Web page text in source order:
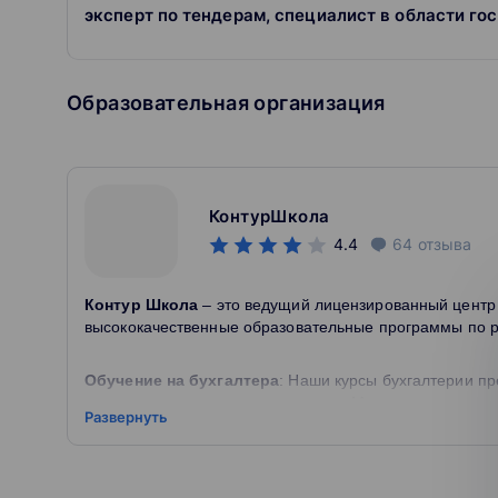
эксперт по тендерам, специалист в области
Образовательная организация
КонтурШкола
4.4 64 отзыва
Контур Школа – это ведущий лицензированный
высококачественные образовательные программы
Обучение на бухгалтера: Наши курсы бухгалтерии
получением престижного диплома. Мы также
нуля".
: Школа предлагает разнообразные
: Наши программы обучения
Развернуть